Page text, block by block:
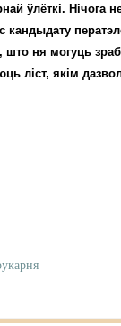
ўлёткі. Нічога
што ня могуць
ліст, якім